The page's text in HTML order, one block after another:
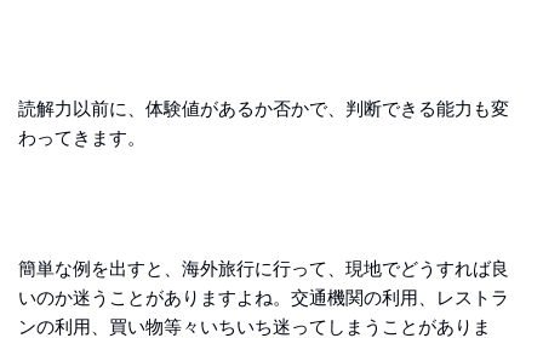
読解力以前に、体験値があるか否かで、判断できる能力も変
わってきます。
簡単な例を出すと、海外旅行に行って、現地でどうすれば良
いのか迷うことがありますよね。交通機関の利用、レストラ
ンの利用、買い物等々いちいち迷ってしまうことがありま